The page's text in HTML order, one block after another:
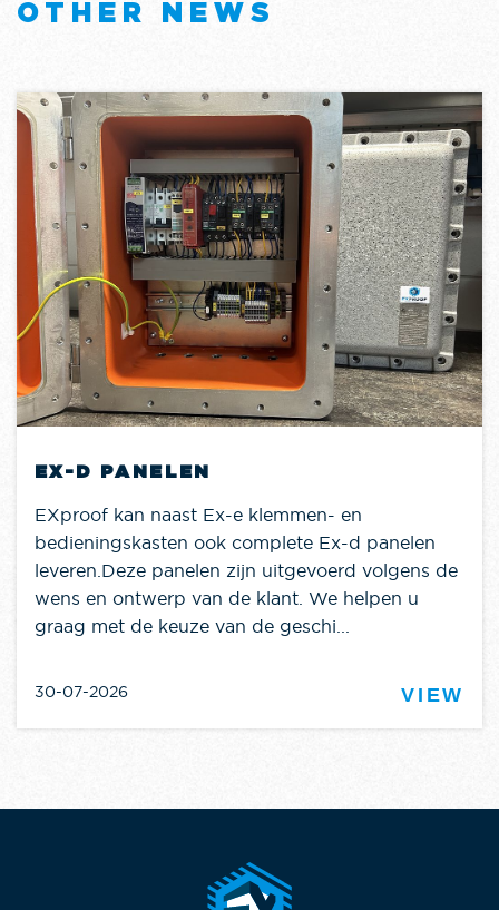
OTHER NEWS
EX-D PANELEN
EXproof kan naast Ex-e klemmen- en
bedieningskasten ook complete Ex-d panelen
leveren.Deze panelen zijn uitgevoerd volgens de
wens en ontwerp van de klant. We helpen u
graag met de keuze van de geschi...
30-07-2026 VIEW